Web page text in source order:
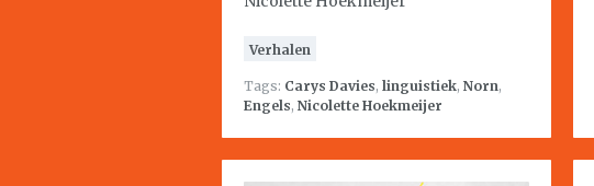
Verhalen
Tags: Carys Davies, linguistiek, Norn,
Engels, Nicolette Hoekmeijer